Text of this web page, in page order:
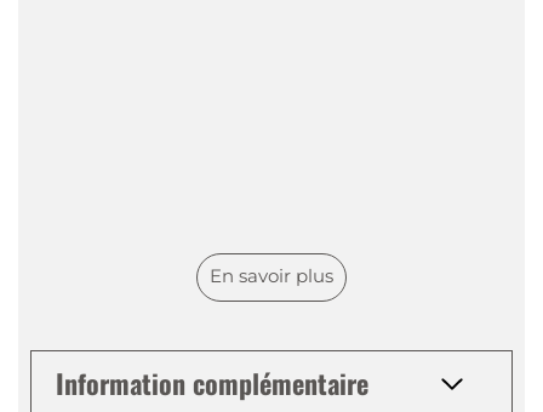
En savoir plus
Information complémentaire